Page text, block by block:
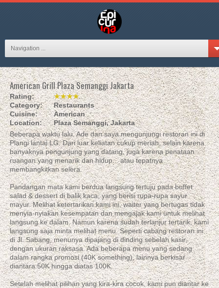
Navigation ...
American Grill Plaza Semanggi Jakarta
Rating:
★★★★
Category:
Restaurants
Cuisine:
American
Location:
Plaza Semanggi, Jakarta
Beberapa waktu lalu, Ade dan saya mengunjungi restoran ini di
Plangi lantai LG. Dari luar keliatan cukup meriah, selain karena
banyaknya pengunjung yang datang, juga karena penataan
ruangan yang menarik dan hidup... atau tepatnya
membangkitkan selera.
Pandangan mata kami berdua langsung tertuju pada buffet
salad & dessert di balik kaca, yang berisi rupa-rupa sayur
mayur. Melihat ketertarikan kami ini, waiter yang bertugas tidak
menyia-nyiakan kesempatan dan mengajak kami untuk melihat
langsung ke dalam. Namun karena sudah terlanjur tertarik, kami
langsung saja minta melihat menu. Seperti cabang restoran ini
di Jl. Sabang, menunya dipajang di dinding sebelah kasir,
dengan ukuran raksasa. Ada beberapa menu yang sedang
dalam rangka promosi (40K something), lainnya berkisar
diantara 50K hingga diatas 100K.
Setelah melihat pilihan yang kira-kira cocok, kami pun diantar ke